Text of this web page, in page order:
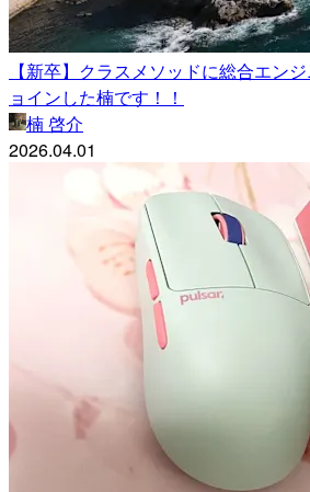
【新卒】クラスメソッドに総合エン
ョインした楠です！！
楠 啓介
2026.04.01